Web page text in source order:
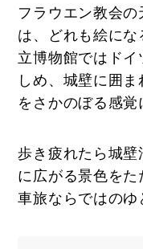
フラウエン教会
は、どれも絵に
立博物館ではド
しめ、城壁に囲
をさかのぼる感覚
歩き疲れたら城
に広がる景色をた
車旅ならではのゆ